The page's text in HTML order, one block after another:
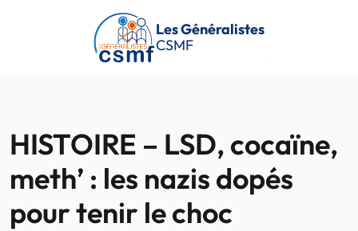
Passer au contenu principal
Les Généralistes
CSMF
HISTOIRE – LSD, cocaïne,
meth’ : les nazis dopés
pour tenir le choc